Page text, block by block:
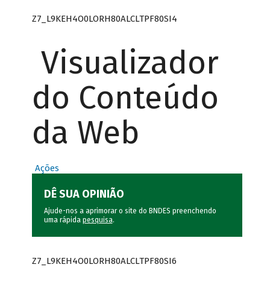
Z7_L9KEH4O0LORH80ALCLTPF80SI4
Visualizador
do Conteúdo
da Web
Ações
DÊ SUA OPINIÃO
Ajude-nos a aprimorar o site do BNDES preenchendo
uma rápida pesquisa.
Z7_L9KEH4O0LORH80ALCLTPF80SI6